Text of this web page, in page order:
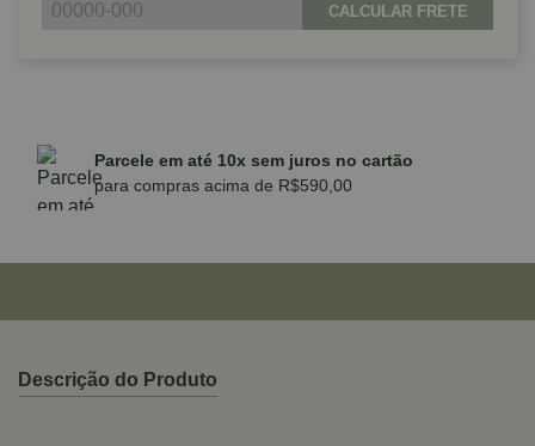
CALCULAR FRETE
Parcele em até 10x sem juros no cartão
para compras acima de R$590,00
Descrição do Produto